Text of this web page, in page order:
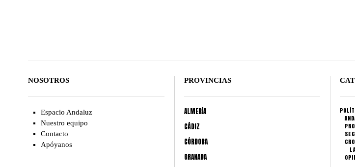
NOSOTROS
Espacio Andaluz
Nuestro equipo
Contacto
Apóyanos
PROVINCIAS
ALMERÍA
CÁDIZ
CÓRDOBA
GRANADA